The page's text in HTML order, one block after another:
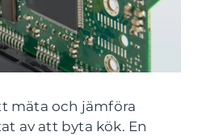
mäta och jämföra
av att byta kök. En